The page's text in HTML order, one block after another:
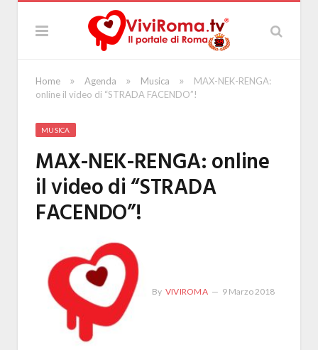
Home » Agenda » Musica »
MAX-NEK-RENGA:
online il video di “STRADA FACENDO”!
MUSICA
MAX-NEK-RENGA: online
il video di “STRADA
FACENDO”!
By VIVIROMA 9 Marzo 2018